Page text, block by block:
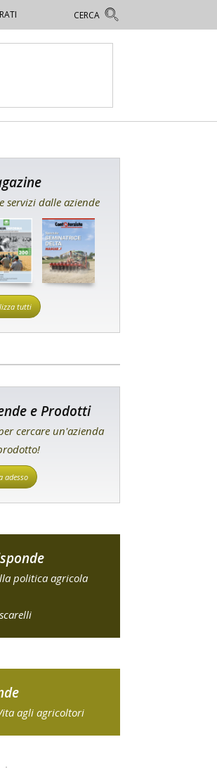
servizi dalle aziende
tutti
e Prodotti
cercare un'azienda
adesso
politica agricola
agli agricoltori